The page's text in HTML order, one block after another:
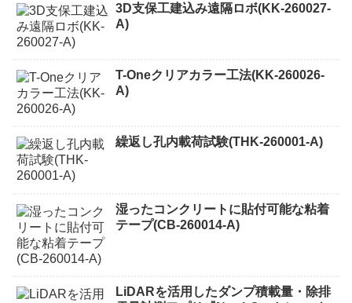
3D支保工建込み遠隔ロボ(KK-260027-
A)
T-Oneクリアカラー工法(KK-260026-
A)
繰返し孔内載荷試験(THK-260001-A)
湿ったコンクリートに貼付可能な粘着
テープ(CB-260014-A)
LiDARを活用したダンプ積載量・除排